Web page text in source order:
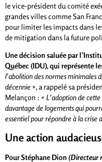
le vice-président du comité
grandes villes comme San
pour limiter les impacts dans
de mitigation dans la future
Une décision saluée par
Québec (IDU), qui représente
l’abolition des normes minimales
décennie », a rappelé sa
Melançon : « L’adoption de
davantage de logements qui
essentiel pour répondre à la crise
Une action
Pour Stéphane Dion (Directeur